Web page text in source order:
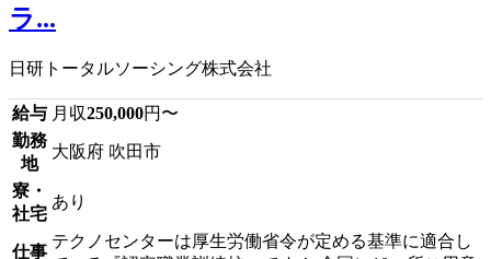
ラ...
日研トータルソーシング株式会社
給与 月収250,000円〜
勤務
地
大阪府 吹田市
寮・
社宅
あり
仕事
テクノセンターは厚生労働省令が定める基準に適合し